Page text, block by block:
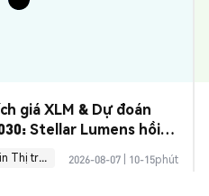
giá XLM & Dự đoán
Stellar Lumens hồi
nào?Thông tin Thị trường 2026-08-07 10-15phút